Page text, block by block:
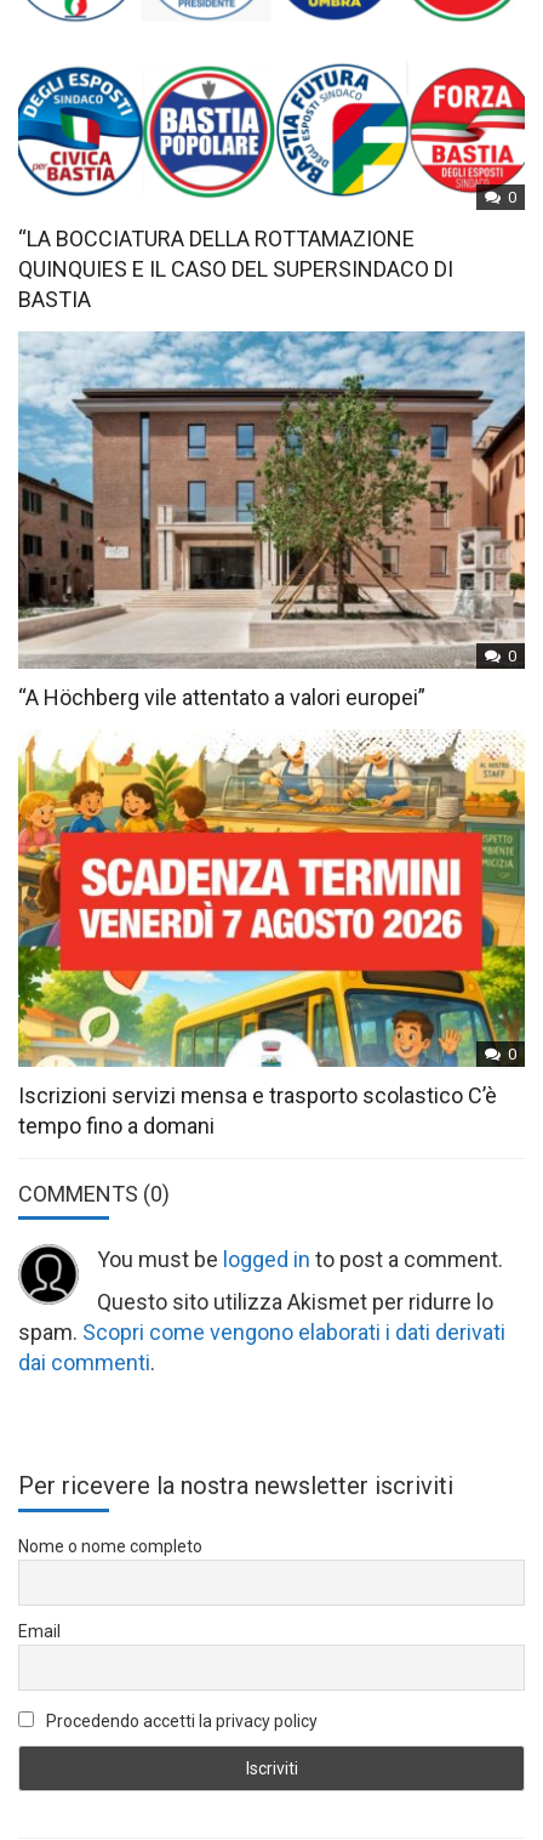
0
“LA BOCCIATURA DELLA ROTTAMAZIONE
QUINQUIES E IL CASO DEL SUPERSINDACO DI
BASTIA
0
“A Höchberg vile attentato a valori europei”
0
Iscrizioni servizi mensa e trasporto scolastico C’è
tempo fino a domani
COMMENTS (0)
You must be logged in to post a comment.
Questo sito utilizza Akismet per ridurre lo
spam. Scopri come vengono elaborati i dati derivati
dai commenti.
Per ricevere la nostra newsletter iscriviti
Nome o nome completo
Email
Procedendo accetti la privacy policy